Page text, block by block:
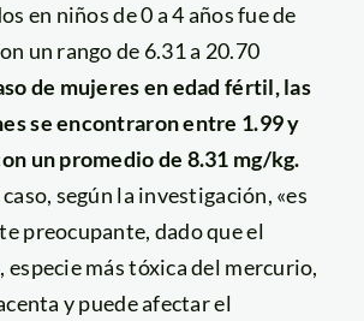
en niños de 0 a 4 años fue de
un rango de 6.31 a 20.70
de mujeres en edad fértil, las
se encontraron entre 1.99 y
un promedio de 8.31 mg/kg.
según la investigación, «es
preocupante, dado que el
más tóxica del mercurio,
y puede afectar el